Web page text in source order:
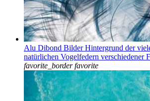
Alu Dibond Bilder Hintergrund der
natürlichen Vogelfedern verschiedener
favorite_border favorite